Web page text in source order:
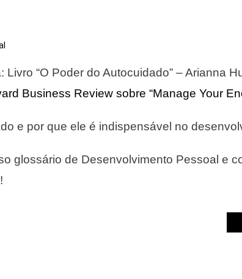
“O Poder do Autocuidado” – Arianna
Business Review sobre “Manage Your
e por que ele é indispensável no
glossário de Desenvolvimento Pessoal e